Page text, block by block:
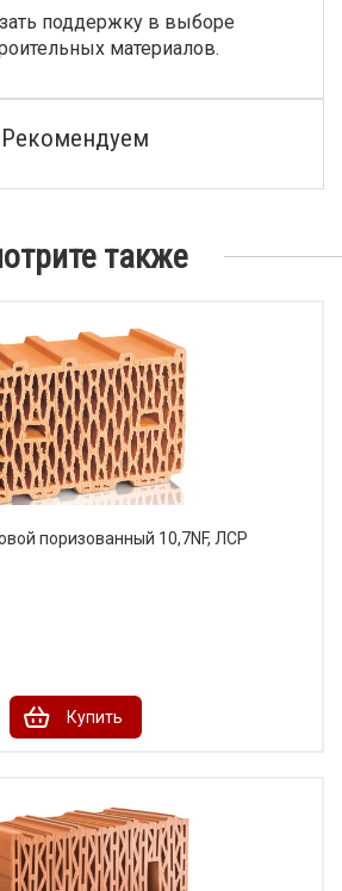
поддержку в выборе
материалов.
Рекомендуем
также
поризованный 10,7NF, ЛСР
Купить